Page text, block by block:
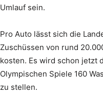
Umlauf sein.
Pro Auto lässt sich die
Zuschüssen von rund
kosten. Es wird schon jetzt
Olympischen Spiele 160
zu stellen.